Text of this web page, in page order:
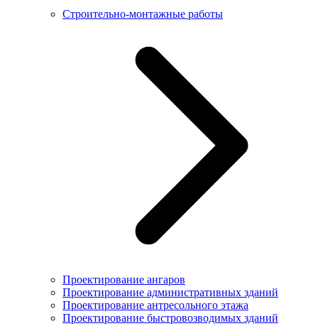
Строительно-монтажные работы
Проектирование ангаров
Проектирование административных зданий
Проектирование антресольного этажа
Проектирование быстровозводимых зданий